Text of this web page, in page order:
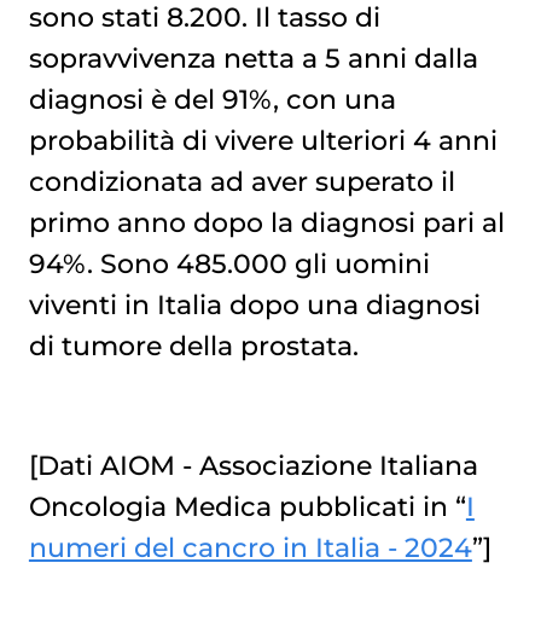
sono stati 8.200. Il tasso di
sopravvivenza netta a 5 anni dalla
diagnosi è del 91%, con una
probabilità di vivere ulteriori 4 anni
condizionata ad aver superato il
primo anno dopo la diagnosi pari al
94%. Sono 485.000 gli uomini
viventi in Italia dopo una diagnosi
di tumore della prostata.
[Dati AIOM - Associazione Italiana
Oncologia Medica pubblicati in “I
numeri del cancro in Italia - 2024”]